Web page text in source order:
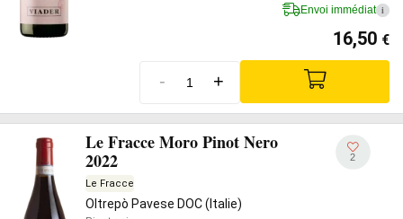
Envoi immédiat i
16,50 €
- +
Le Fracce Moro Pinot Nero
2022
Le Fracce
Oltrepò Pavese DOC (Italie)
2